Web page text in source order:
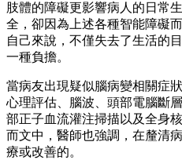
肢體的障礙更影響病人的日常
全，卻因為上述各種智能障礙
自己來說，不僅失去了生活的
一種負擔。
當病友出現疑似腦病變相關症
心理評估、腦波、頭部電腦斷
部正子血流灌注掃描以及全身
而文中，醫師也強調，在釐清
療或改善的。